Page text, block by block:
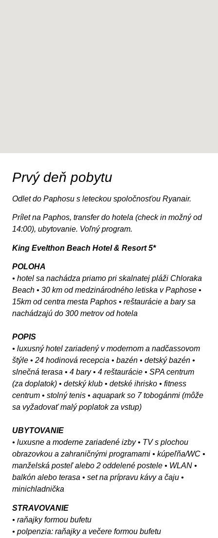
Prvý deň pobytu
Odlet do Paphosu s leteckou spoločnosťou Ryanair.
Prílet na Paphos, transfer do hotela (check in možný od
14:00), ubytovanie. Voľný program.
King Evelthon Beach Hotel & Resort 5*
POLOHA
• hotel sa nachádza priamo pri skalnatej pláži Chloraka
Beach • 30 km od medzinárodného letiska v Paphose •
15km od centra mesta Paphos • reštaurácie a bary sa
nachádzajú do 300 metrov od hotela
POPIS
• luxusný hotel zariadený v modernom a nadčassovom
štýle • 24 hodinová recepcia • bazén • detský bazén •
slnečná terasa • 4 bary • 4 reštaurácie • SPA centrum
(za doplatok) • detský klub • detské ihrisko • fitness
centrum • stolný tenis • aquapark so 7 tobogánmi (môže
sa vyžadovať malý poplatok za vstup)
UBYTOVANIE
• luxusne a moderne zariadené izby • TV s plochou
obrazovkou a zahraničnými programami • kúpeľňa/WC •
manželská posteľ alebo 2 oddelené postele • WLAN •
balkón alebo terasa • set na prípravu kávy a čaju •
minichladnička
STRAVOVANIE
• raňajky formou bufetu
• polpenzia: raňajky a večere formou bufetu